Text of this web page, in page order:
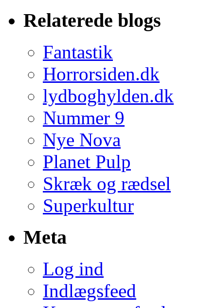
Relaterede blogs
Fantastik
Horrorsiden.dk
lydboghylden.dk
Nummer 9
Nye Nova
Planet Pulp
Skræk og rædsel
Superkultur
Meta
Log ind
Indlægsfeed